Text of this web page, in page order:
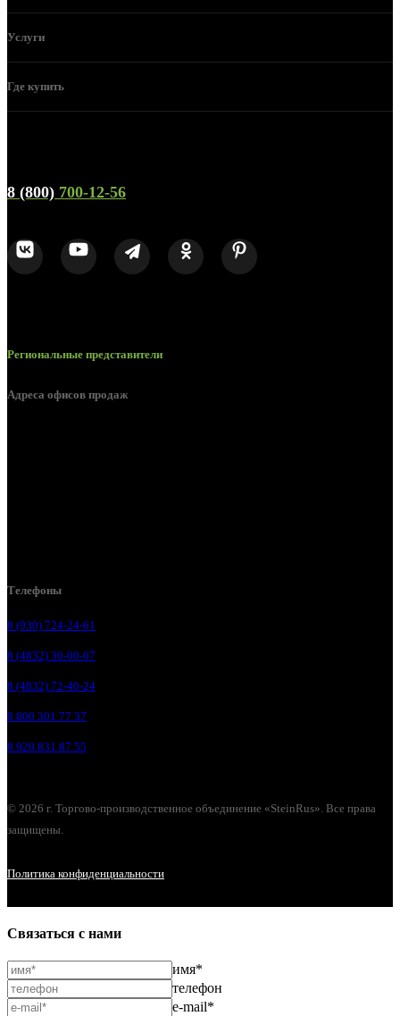
Услуги
Где купить
8 (800) 700-12-56
Региональные представители
Адреса офисов продаж
Телефоны
8 (930) 724-24-61
8 (4832) 30-00-07
8 (4832) 72-40-24
8 800 301 77 37
8 920 831 87 55
© 2026 г. Торгово-производственное объединение «SteinRus». Все права
защищены.
Политика конфиденциальности
Связаться с нами
имя*
телефон
e-mail*